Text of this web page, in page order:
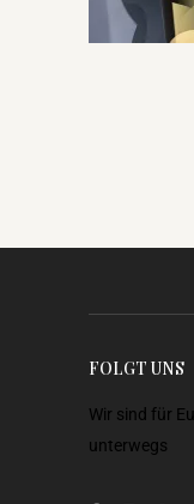
FOLGT UNS
Wir sind für
unterwegs